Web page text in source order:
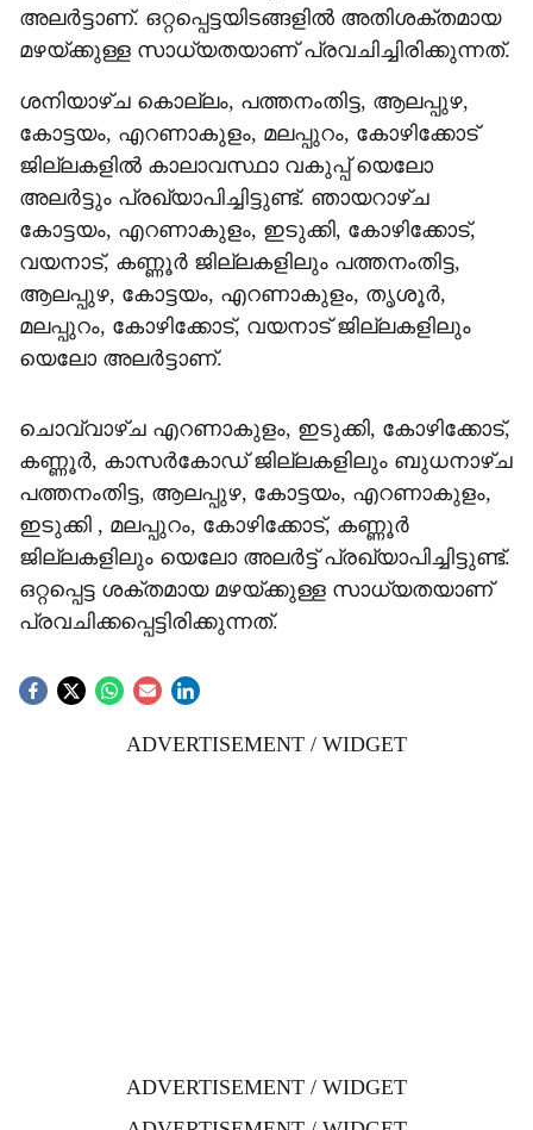
അലർട്ടാണ്. ഒറ്റപ്പെട്ടയിടങ്ങളിൽ അതിശക്തമായ
മഴയ്ക്കുള്ള സാധ്യതയാണ് പ്രവചിച്ചിരിക്കുന്നത്.
ശനി‍യാഴ്ച കൊല്ലം, പത്തനംതിട്ട, ആലപ്പുഴ,
കോട്ടയം, എറണാകുളം, മലപ്പുറം, കോഴിക്കോട്
ജില്ലകളിൽ കാലാവസ്ഥാ വകുപ്പ് യെലോ
അലർട്ടും പ്രഖ്യാപിച്ചിട്ടുണ്ട്. ഞായറാഴ്ച
കോട്ടയം, എറണാകുളം, ഇടുക്കി, കോഴിക്കോട്,
വയനാട്, കണ്ണൂർ ജില്ലകളിലും പത്തനംതിട്ട,
ആലപ്പുഴ, കോട്ടയം, എറണാകുളം, തൃശൂർ,
മലപ്പുറം, കോഴിക്കോട്, വയനാട് ജില്ലകളിലും
യെലോ അലർട്ടാണ്.
ചൊവ്വാഴ്ച എറണാകുളം, ഇടുക്കി, കോഴിക്കോട്,
കണ്ണൂർ, കാസർകോഡ് ജില്ലകളിലും ബുധനാഴ്ച
പത്തനംതിട്ട, ആലപ്പുഴ, കോട്ടയം, എറണാകുളം,
ഇടുക്കി , മലപ്പുറം, കോഴിക്കോട്, കണ്ണൂർ
ജില്ലകളിലും യെലോ അലർട്ട് പ്രഖ്യാപിച്ചിട്ടുണ്ട്.
ഒറ്റപ്പെട്ട ശക്തമായ മഴയ്ക്കുള്ള സാധ്യതയാണ്
പ്രവചിക്കപ്പെട്ടിരിക്കുന്നത്.
ADVERTISEMENT / WIDGET
ADVERTISEMENT / WIDGET